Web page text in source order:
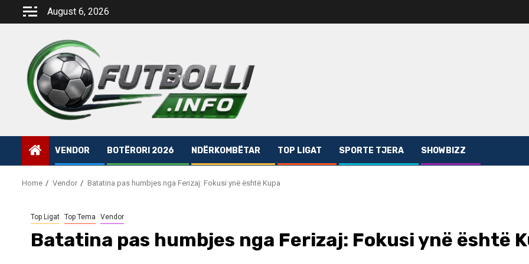
August 6, 2026
VENDOR BOTËRORI 2026 NDËRKOMBËTAR TOP LIGAT SPORTE TJERA SHOWBIZZ
Home Vendor Batatina pas humbjes nga Ferizaj: Fokusi ynë është Kupa
Top Ligat Top Tema Vendor
Batatina pas humbjes nga Ferizaj: Fokusi ynë është